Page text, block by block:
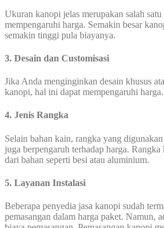
Ukuran kanopi jelas merupakan salah
mempengaruhi harga. Semakin besar
semakin tinggi pula biayanya.
3. Desain dan Customisasi
Jika Anda menginginkan desain khusus
kanopi, hal ini dapat mempengaruhi harga.
4. Jenis Rangka
Selain bahan kain, rangka yang
juga berpengaruh terhadap harga.
dari bahan seperti besi atau aluminium.
5. Layanan Instalasi
Beberapa penyedia jasa kanopi sudah
pemasangan dalam harga paket. Namun,